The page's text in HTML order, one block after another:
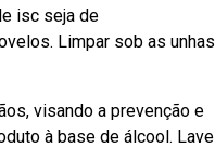
isc seja de
Limpar sob as unhas
visando a prevenção e
à base de álcool. Lave